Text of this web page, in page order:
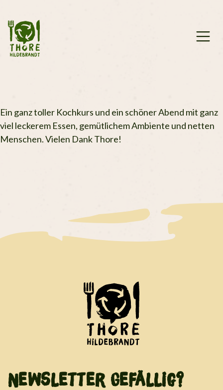
Inhalt
springen
Ein ganz toller Kochkurs und ein schöner Abend mit ganz
viel leckerem Essen, gemütlichem Ambiente und netten
Menschen. Vielen Dank Thore!
Newsletter Gefällig?